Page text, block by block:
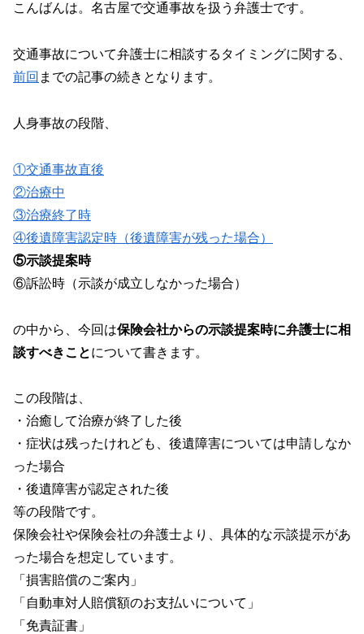
こんばんは。名古屋で交通事故を扱う弁護士です。
交通事故について弁護士に相談するタイミングに関する、
前回 までの記事の続きとなります。
人身事故の段階、
①交通事故直後
②治療中
③治療終了時
④後遺障害認定時（後遺障害が残った場合）
⑤示談提案時
⑥訴訟時（示談が成立しなかった場合）
の中から、今回は保険会社からの示談提案時に弁護士に相
談すべきことについて書きます。
この段階は、
・治癒して治療が終了した後
・症状は残ったけれども、後遺障害については申請しなか
った場合
・後遺障害が認定された後
等の段階です。
保険会社や保険会社の弁護士より、具体的な示談提示があ
った場合を想定しています。
「損害賠償のご案内」
「自動車対人賠償額のお支払いについて」
「免責証書」